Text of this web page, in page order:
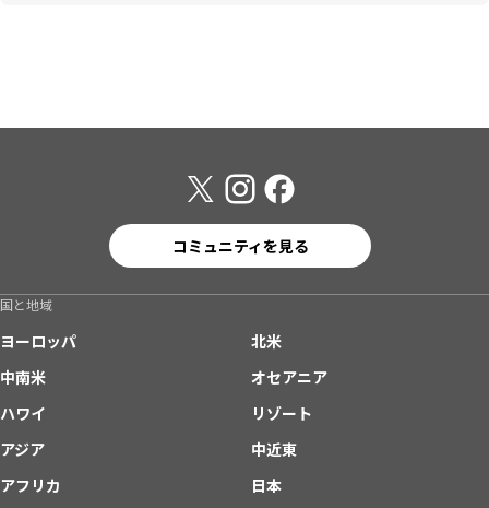
コミュニティを見る
国と地域
ヨーロッパ
北米
中南米
オセアニア
ハワイ
リゾート
アジア
中近東
アフリカ
日本